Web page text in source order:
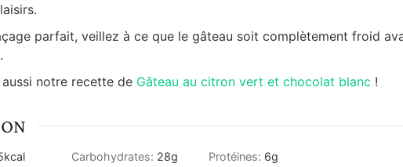
parfait, veillez à ce que le gâteau soit complètement froid
notre recette de Gâteau au citron vert et chocolat blanc !
kcal Carbohydrates: 28g Protéines: 6g